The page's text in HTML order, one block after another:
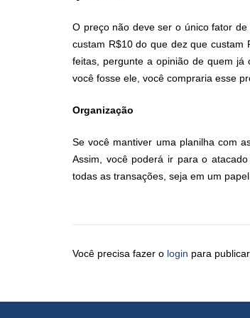
O preço não deve ser o único fator
custam R$10 do que dez que custam
feitas, pergunte a opinião de quem
você fosse ele, você compraria esse
Organização
Se você mantiver uma planilha com
Assim, você poderá ir para o
todas as transações, seja em um
Você precisa fazer o login para